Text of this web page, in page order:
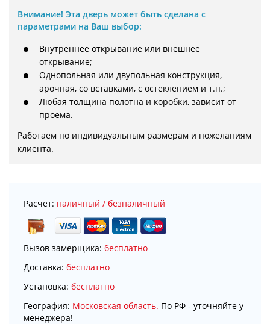
Внимание! Эта дверь может быть сделана с
параметрами на Ваш выбор:
Внутреннее открывание или внешнее
открывание;
Однопольная или двупольная конструкция,
арочная, со вставками, с остеклением и т.п.;
Любая толщина полотна и коробки, зависит от
проема.
Работаем по индивидуальным размерам и пожеланиям
клиента.
Расчет: наличный / безналичный
Вызов замерщика: бесплатно
Доставка: бесплатно
Установка: бесплатно
География: Московская область. По РФ - уточняйте у
менеджера!